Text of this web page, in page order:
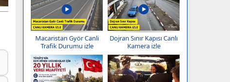
Macaristan Györ Canli
Trafik Durumu izle
Dojran Sınır Kapısı Canlı
Kamera izle